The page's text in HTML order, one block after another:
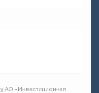
АО «Инвестиционная